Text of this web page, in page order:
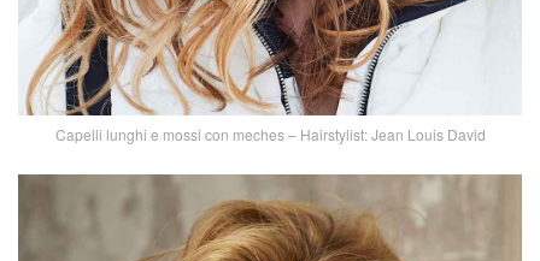
Capelli lunghi e mossi con meches – Hairstylist: Jean Louis David